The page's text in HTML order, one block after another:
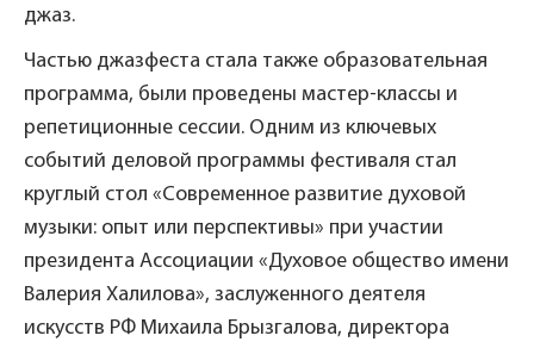
джаз.
Частью джазфеста стала также образовательная
программа, были проведены мастер-классы и
репетиционные сессии. Одним из ключевых
событий деловой программы фестиваля стал
круглый стол «Современное развитие духовой
музыки: опыт или перспективы» при участии
президента Ассоциации «Духовое общество имени
Валерия Халилова», заслуженного деятеля
искусств РФ Михаила Брызгалова, директора